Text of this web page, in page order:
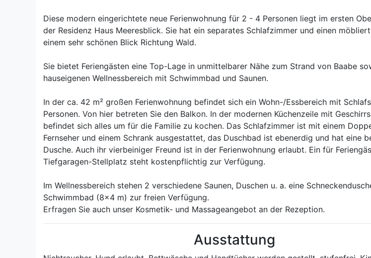
Diese modern eingerichtete neue Ferienwohnung für 2 - 4 Personen liegt im ersten
der Residenz Haus Meeresblick. Sie hat ein separates Schlafzimmer und einen
einem sehr schönen Blick Richtung Wald.
Sie bietet Feriengästen eine Top-Lage in unmittelbarer Nähe zum Strand von Baabe
hauseigenen Wellnessbereich mit Schwimmbad und Saunen.
In der ca. 42 m² großen Ferienwohnung befindet sich ein Wohn-/Essbereich mit
Personen. Von hier betreten Sie den Balkon. In der modernen Küchenzeile mit
befindet sich alles um für die Familie zu kochen. Das Schlafzimmer ist mit einem
Fernseher und einem Schrank ausgestattet, das Duschbad ist ebenerdig und hat eine
Dusche. Auch ihr vierbeiniger Freund ist in der Ferienwohnung erlaubt. Ein für
Tiefgaragen-Stellplatz steht kostenpflichtig zur Verfügung.
Im Wellnessbereich stehen 2 verschiedene Saunen, Duschen u. a. eine
Schwimmbad (8x4 m) zur freien Verfügung.
Erfragen Sie auch unser Kosmetik- und Massageangebot an der Rezeption.
Ausstattung